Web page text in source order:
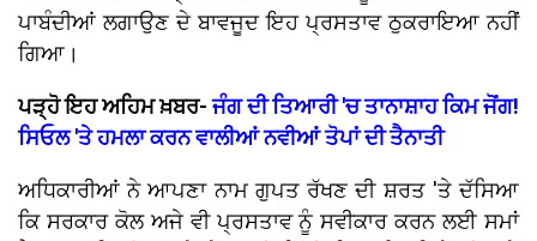
ਪਾਬੰਦੀਆਂ ਲਗਾਉਣ ਦੇ ਬਾਵਜੂਦ ਇਹ ਪ੍ਰਸਤਾਵ ਠੁਕਰਾਇਆ ਨਹੀਂ
ਗਿਆ।
ਪੜ੍ਹੋ ਇਹ ਅਹਿਮ ਖ਼ਬਰ-ਜੰਗ ਦੀ ਤਿਆਰੀ 'ਚ ਤਾਨਾਸ਼ਾਹ ਕਿਮ ਜੋਂਗ!
ਸਿਓਲ 'ਤੇ ਹਮਲਾ ਕਰਨ ਵਾਲੀਆਂ ਨਵੀਆਂ ਤੋਪਾਂ ਦੀ ਤੈਨਾਤੀ
ਅਧਿਕਾਰੀਆਂ ਨੇ ਆਪਣਾ ਨਾਮ ਗੁਪਤ ਰੱਖਣ ਦੀ ਸ਼ਰਤ 'ਤੇ ਦੱਸਿਆ
ਕਿ ਸਰਕਾਰ ਕੋਲ ਅਜੇ ਵੀ ਪ੍ਰਸਤਾਵ ਨੂੰ ਸਵੀਕਾਰ ਕਰਨ ਲਈ ਸਮਾਂ